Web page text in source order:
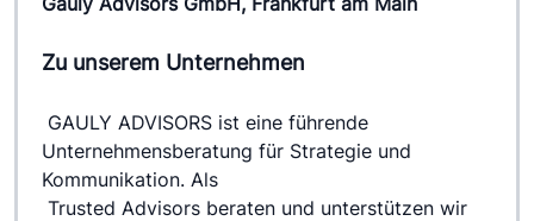
Zu unserem Unternehmen
Unternehmensberatung für Strategie und
Kommunikation. Als